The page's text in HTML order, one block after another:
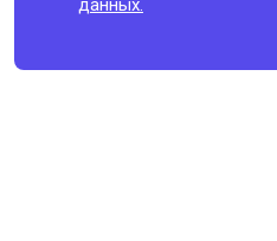
данных.